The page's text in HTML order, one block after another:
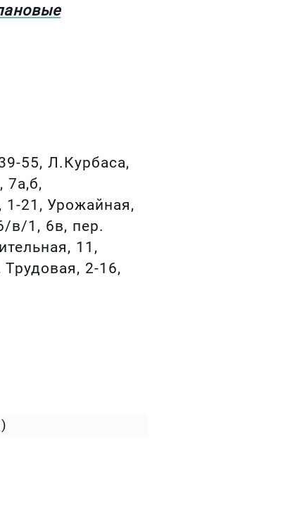
55, Л.Курбаса,
7а,б,
21, Урожайная,
в/1, 6в, пер.
11,
2-16,